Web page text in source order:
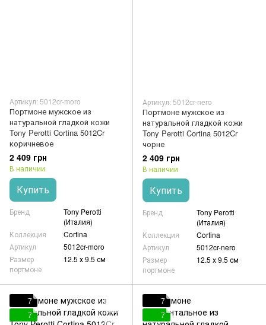
Артикул: 5012cr-moro
Портмоне мужское из
натуральной гладкой кожи
Tony Perotti Cortina 5012Cr
коричневое
2 409 грн
В наличии
Купить
Бренд
Tony Perotti
(Италия)
Коллекция
Cortina
Артикул
5012cr-moro
Размер
портмоне
12.5 х 9.5 см
Артикул: 5012cr-nero
Портмоне мужское из
натуральной гладкой кожи
Tony Perotti Cortina 5012Cr
чорне
2 409 грн
В наличии
Купить
Бренд
Tony Perotti
(Италия)
Коллекция
Cortina
Артикул
5012cr-nero
Размер
портмоне
12.5 х 9.5 см
7
7
7
7